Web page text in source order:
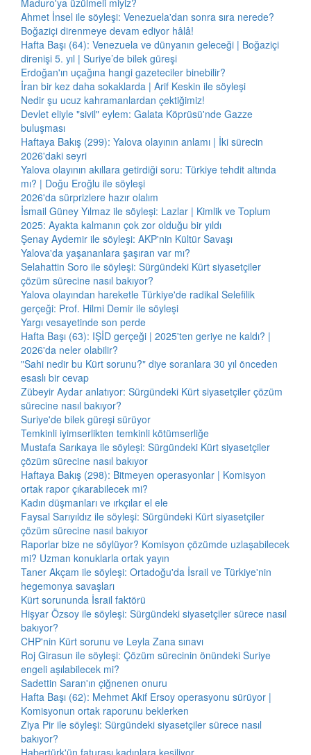
Maduro'ya üzülmeli miyiz?
Ahmet İnsel ile söyleşi: Venezuela'dan sonra sıra nerede?
Boğaziçi direnmeye devam ediyor hâlâ!
Hafta Başı (64): Venezuela ve dünyanın geleceği | Boğaziçi
direnişi 5. yıl | Suriye’de bilek güreşi
Erdoğan'ın uçağına hangi gazeteciler binebilir?
İran bir kez daha sokaklarda | Arif Keskin ile söyleşi
Nedir şu ucuz kahramanlardan çektiğimiz!
Devlet eliyle "sivil" eylem: Galata Köprüsü'nde Gazze
buluşması
Haftaya Bakış (299): Yalova olayının anlamı | İki sürecin
2026'daki seyri
Yalova olayının akıllara getirdiği soru: Türkiye tehdit altında
mı? | Doğu Eroğlu ile söyleşi
2026'da sürprizlere hazır olalım
İsmail Güney Yılmaz ile söyleşi: Lazlar | Kimlik ve Toplum
2025: Ayakta kalmanın çok zor olduğu bir yıldı
Şenay Aydemir ile söyleşi: AKP'nin Kültür Savaşı
Yalova'da yaşananlara şaşıran var mı?
Selahattin Soro ile söyleşi: Sürgündeki Kürt siyasetçiler
çözüm sürecine nasıl bakıyor?
Yalova olayından hareketle Türkiye'de radikal Selefilik
gerçeği: Prof. Hilmi Demir ile söyleşi
Yargı vesayetinde son perde
Hafta Başı (63): IŞİD gerçeği | 2025'ten geriye ne kaldı? |
2026'da neler olabilir?
"Sahi nedir bu Kürt sorunu?" diye soranlara 30 yıl önceden
esaslı bir cevap
Zübeyir Aydar anlatıyor: Sürgündeki Kürt siyasetçiler çözüm
sürecine nasıl bakıyor?
Suriye'de bilek güreşi sürüyor
Temkinli iyimserlikten temkinli kötümserliğe
Mustafa Sarıkaya ile söyleşi: Sürgündeki Kürt siyasetçiler
çözüm sürecine nasıl bakıyor
Haftaya Bakış (298): Bitmeyen operasyonlar | Komisyon
ortak rapor çıkarabilecek mi?
Kadın düşmanları ve ırkçılar el ele
Faysal Sarıyıldız ile söyleşi: Sürgündeki Kürt siyasetçiler
çözüm sürecine nasıl bakıyor
Raporlar bize ne söylüyor? Komisyon çözümde uzlaşabilecek
mi? Uzman konuklarla ortak yayın
Taner Akçam ile söyleşi: Ortadoğu'da İsrail ve Türkiye'nin
hegemonya savaşları
Kürt sorununda İsrail faktörü
Hişyar Özsoy ile söyleşi: Sürgündeki siyasetçiler sürece nasıl
bakıyor?
CHP'nin Kürt sorunu ve Leyla Zana sınavı
Roj Girasun ile söyleşi: Çözüm sürecinin önündeki Suriye
engeli aşılabilecek mi?
Sadettin Saran'ın çiğnenen onuru
Hafta Başı (62): Mehmet Akif Ersoy operasyonu sürüyor |
Komisyonun ortak raporunu beklerken
Ziya Pir ile söyleşi: Sürgündeki siyasetçiler sürece nasıl
bakıyor?
Habertürk'ün faturası kadınlara kesiliyor